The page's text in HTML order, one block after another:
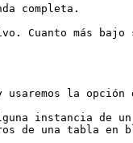
completa.
Cuanto más
la opción
instancia de
de una tabla